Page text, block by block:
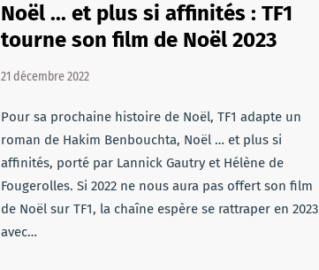
Noël ... et plus si affinités : TF1
tourne son film de Noël 2023
21 décembre 2022
Pour sa prochaine histoire de Noël, TF1 adapte un
roman de Hakim Benbouchta, Noël … et plus si
affinités, porté par Lannick Gautry et Hélène de
Fougerolles. Si 2022 ne nous aura pas offert son film
de Noël sur TF1, la chaîne espère se rattraper en 2023
avec…